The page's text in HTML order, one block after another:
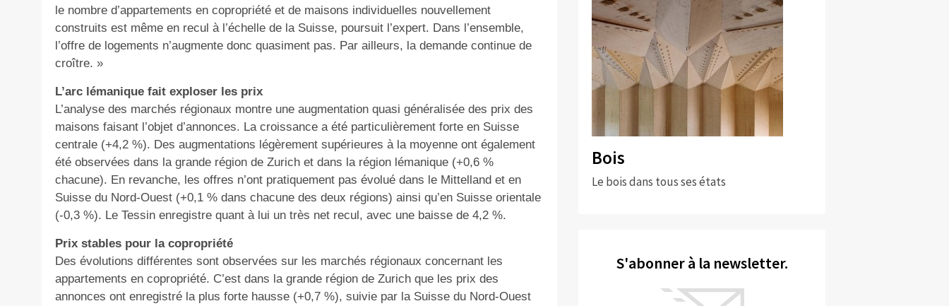
le nombre d’appartements en copropriété et de maisons individuelles nouvellement
construits est même en recul à l’échelle de la Suisse, poursuit l’expert. Dans l’ensemble,
l’offre de logements n’augmente donc quasiment pas. Par ailleurs, la demande continue de
croître. »
L’arc lémanique fait exploser les prix
L’analyse des marchés régionaux montre une augmentation quasi généralisée des prix des
maisons faisant l’objet d’annonces. La croissance a été particulièrement forte en Suisse
centrale (+4,2 %). Des augmentations légèrement supérieures à la moyenne ont également
été observées dans la grande région de Zurich et dans la région lémanique (+0,6 %
chacune). En revanche, les offres n’ont pratiquement pas évolué dans le Mittelland et en
Suisse du Nord-Ouest (+0,1 % dans chacune des deux régions) ainsi qu’en Suisse orientale
(-0,3 %). Le Tessin enregistre quant à lui un très net recul, avec une baisse de 4,2 %.
Prix stables pour la copropriété
Des évolutions différentes sont observées sur les marchés régionaux concernant les
appartements en copropriété. C’est dans la grande région de Zurich que les prix des
annonces ont enregistré la plus forte hausse (+0,7 %), suivie par la Suisse du Nord-Ouest
Bois
Le bois dans tous ses états
S'abonner à la newsletter.